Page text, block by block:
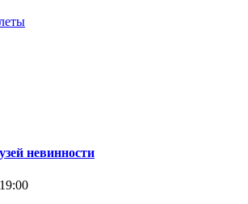
невинности